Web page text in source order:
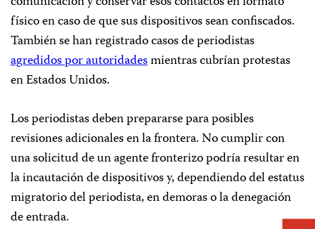
físico en caso de que sus dispositivos sean confiscados.
También se han registrado casos de periodistas
agredidos por autoridadesmientras cubrían protestas
en Estados Unidos.
Los periodistas deben prepararse para posibles
revisiones adicionales en la frontera. No cumplir con
una solicitud de un agente fronterizo podría resultar en
la incautación de dispositivos y, dependiendo del estatus
migratorio del periodista, en demoras o la denegación
de entrada.